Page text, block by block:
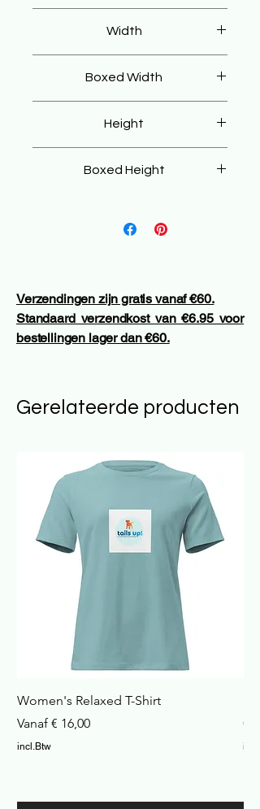
Width
Boxed Width
Height
Boxed Height
Verzendingen zijn gratis vanaf €60.
Standaard verzendkost van €6.95 voor
bestellingen lager dan €60.
Gerelateerde producten
Women's Relaxed T-Shirt
Vanaf € 16,00
Verkoopprijs
incl.Btw
Prijs
€